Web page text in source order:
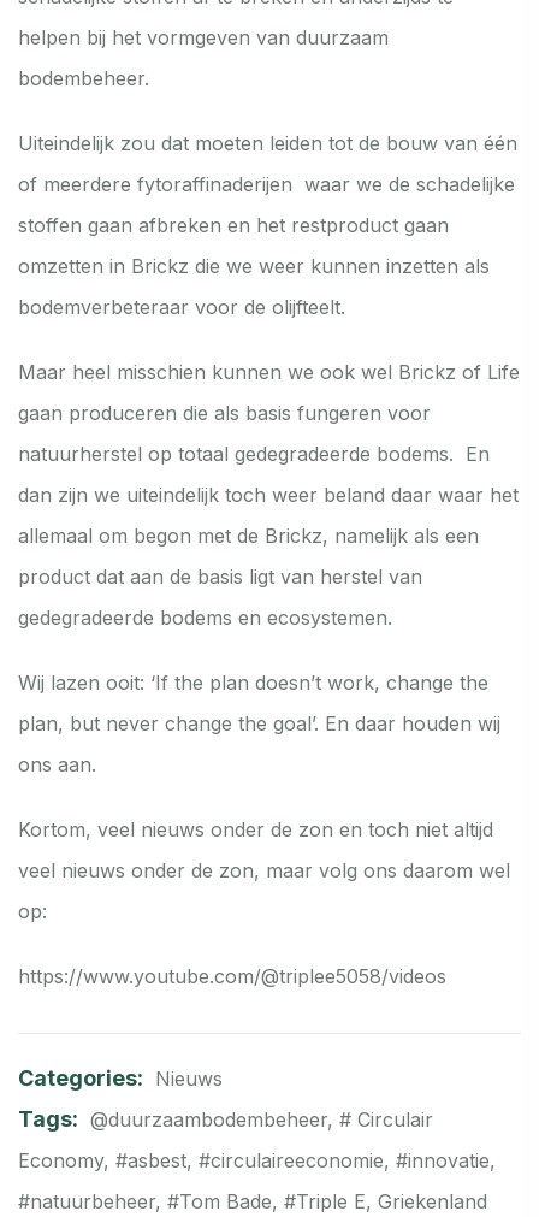
helpen bij het vormgeven van duurzaam
bodembeheer.
Uiteindelijk zou dat moeten leiden tot de bouw van één
of meerdere fytoraffinaderijen waar we de schadelijke
stoffen gaan afbreken en het restproduct gaan
omzetten in Brickz die we weer kunnen inzetten als
bodemverbeteraar voor de olijfteelt.
Maar heel misschien kunnen we ook wel Brickz of Life
gaan produceren die als basis fungeren voor
natuurherstel op totaal gedegradeerde bodems. En
dan zijn we uiteindelijk toch weer beland daar waar het
allemaal om begon met de Brickz, namelijk als een
product dat aan de basis ligt van herstel van
gedegradeerde bodems en ecosystemen.
Wij lazen ooit: ‘If the plan doesn’t work, change the
plan, but never change the goal’. En daar houden wij
ons aan.
Kortom, veel nieuws onder de zon en toch niet altijd
veel nieuws onder de zon, maar volg ons daarom wel
op:
https://www.youtube.com/@triplee5058/videos
Categories: Nieuws
Tags: @duurzaambodembeheer, # Circulair
Economy, #asbest, #circulaireeconomie, #innovatie,
#natuurbeheer, #Tom Bade, #Triple E, Griekenland